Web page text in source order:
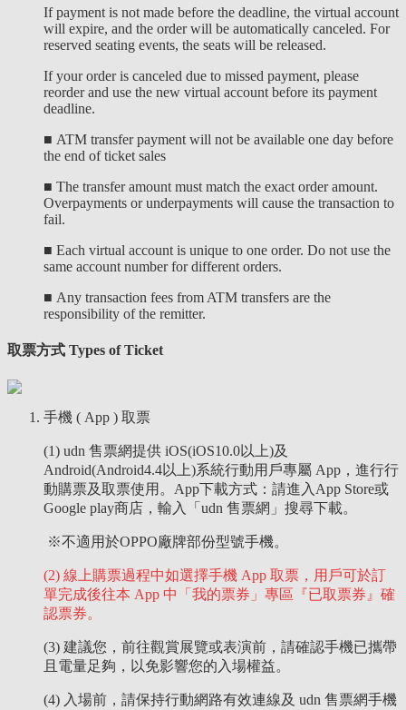
If payment is not made before the deadline, the virtual account
will expire, and the order will be automatically canceled. For
reserved seating events, the seats will be released.
If your order is canceled due to missed payment, please
reorder and use the new virtual account before its payment
deadline.
■ ATM transfer payment will not be available one day before
the end of ticket sales
■ The transfer amount must match the exact order amount.
Overpayments or underpayments will cause the transaction to
fail.
■ Each virtual account is unique to one order. Do not use the
same account number for different orders.
■ Any transaction fees from ATM transfers are the
responsibility of the remitter.
取票方式 Types of Ticket
手機 ( App ) 取票
(1) udn 售票網提供 iOS(iOS10.0以上)及
Android(Android4.4以上)系統行動用戶專屬 App，進行行
動購票及取票使用。App下載方式：請進入App Store或
Google play商店，輸入「udn 售票網」搜尋下載。
※不適用於OPPO廠牌部份型號手機。
(2) 線上購票過程中如選擇手機 App 取票，用戶可於訂
單完成後往本 App 中「我的票券」專區『已取票券』確
認票券。
(3) 建議您，前往觀賞展覽或表演前，請確認手機已攜帶
且電量足夠，以免影響您的入場權益。
(4) 入場前，請保持行動網路有效連線及 udn 售票網手機